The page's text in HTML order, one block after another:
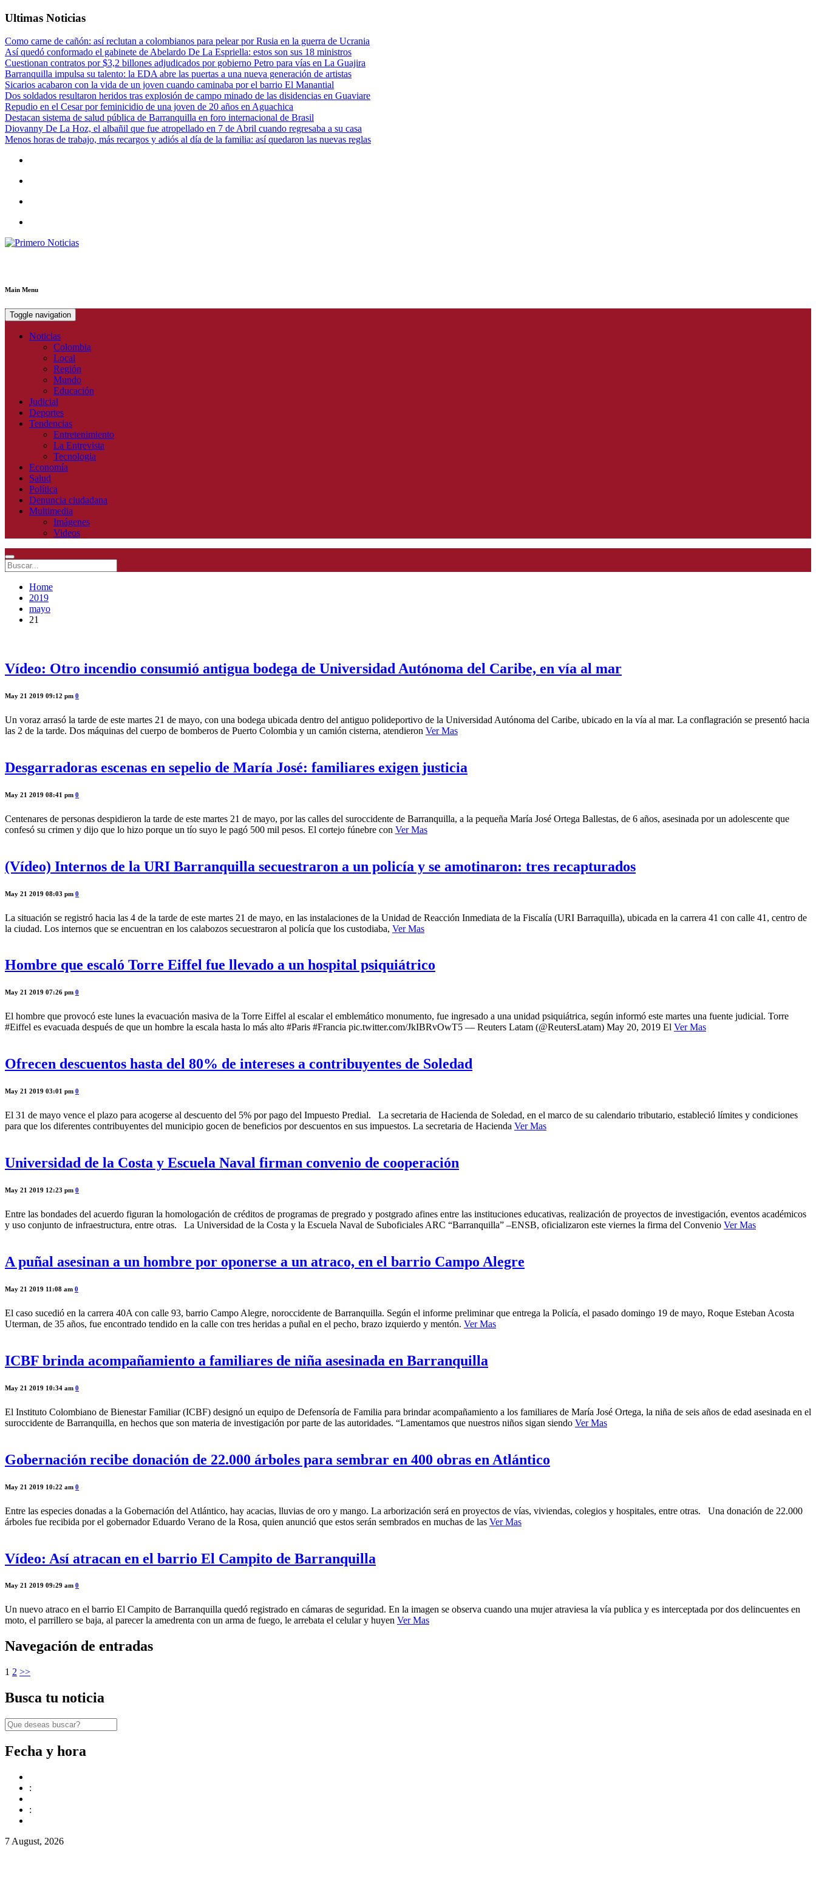
Ultimas Noticias
Como carne de cañón: así reclutan a colombianos para pelear por Rusia en la guerra de Ucrania
Así quedó conformado el gabinete de Abelardo De La Espriella: estos son sus 18 ministros
Cuestionan contratos por $3,2 billones adjudicados por gobierno Petro para vías en La Guajira
Barranquilla impulsa su talento: la EDA abre las puertas a una nueva generación de artistas
Sicarios acabaron con la vida de un joven cuando caminaba por el barrio El Manantial
Dos soldados resultaron heridos tras explosión de campo minado de las disidencias en Guaviare
Repudio en el Cesar por feminicidio de una joven de 20 años en Aguachica
Destacan sistema de salud pública de Barranquilla en foro internacional de Brasil
Diovanny De La Hoz, el albañil que fue atropellado en 7 de Abril cuando regresaba a su casa
Menos horas de trabajo, más recargos y adiós al día de la familia: así quedaron las nuevas reglas
Main Menu
Toggle navigation
Noticias
Colombia
Local
Región
Mundo
Educación
Judicial
Deportes
Tendencias
Entretenimiento
La Entrevista
Tecnologia
Economía
Salud
Política
Denuncia ciudadana
Multimedia
Imágenes
Videos
Home
2019
mayo
21
Vídeo: Otro incendio consumió antigua bodega de Universidad Autónoma del Caribe, en vía al mar
May 21 2019 09:12 pm 0
Un voraz arrasó la tarde de este martes 21 de mayo, con una bodega ubicada dentro del antiguo polideportivo de la Universidad Autónoma del Caribe, ubicado en la vía al mar. La conflagración se presentó hacia
las 2 de la tarde. Dos máquinas del cuerpo de bomberos de Puerto Colombia y un camión cisterna, atendieron Ver Mas
Desgarradoras escenas en sepelio de María José: familiares exigen justicia
May 21 2019 08:41 pm 0
Centenares de personas despidieron la tarde de este martes 21 de mayo, por las calles del suroccidente de Barranquilla, a la pequeña María José Ortega Ballestas, de 6 años, asesinada por un adolescente que
confesó su crimen y dijo que lo hizo porque un tío suyo le pagó 500 mil pesos. El cortejo fúnebre con Ver Mas
(Vídeo) Internos de la URI Barranquilla secuestraron a un policía y se amotinaron: tres recapturados
May 21 2019 08:03 pm 0
La situación se registró hacia las 4 de la tarde de este martes 21 de mayo, en las instalaciones de la Unidad de Reacción Inmediata de la Fiscalía (URI Barraquilla), ubicada en la carrera 41 con calle 41, centro de
la ciudad. Los internos que se encuentran en los calabozos secuestraron al policía que los custodiaba, Ver Mas
Hombre que escaló Torre Eiffel fue llevado a un hospital psiquiátrico
May 21 2019 07:26 pm 0
El hombre que provocó este lunes la evacuación masiva de la Torre Eiffel al escalar el emblemático monumento, fue ingresado a una unidad psiquiátrica, según informó este martes una fuente judicial. Torre
#Eiffel es evacuada después de que un hombre la escala hasta lo más alto #Paris #Francia pic.twitter.com/JkIBRvOwT5 — Reuters Latam (@ReutersLatam) May 20, 2019 El Ver Mas
Ofrecen descuentos hasta del 80% de intereses a contribuyentes de Soledad
May 21 2019 03:01 pm 0
El 31 de mayo vence el plazo para acogerse al descuento del 5% por pago del Impuesto Predial. La secretaria de Hacienda de Soledad, en el marco de su calendario tributario, estableció límites y condiciones
para que los diferentes contribuyentes del municipio gocen de beneficios por descuentos en sus impuestos. La secretaria de Hacienda Ver Mas
Universidad de la Costa y Escuela Naval firman convenio de cooperación
May 21 2019 12:23 pm 0
Entre las bondades del acuerdo figuran la homologación de créditos de programas de pregrado y postgrado afines entre las instituciones educativas, realización de proyectos de investigación, eventos académicos
y uso conjunto de infraestructura, entre otras. La Universidad de la Costa y la Escuela Naval de Suboficiales ARC “Barranquilla” –ENSB, oficializaron este viernes la firma del Convenio Ver Mas
A puñal asesinan a un hombre por oponerse a un atraco, en el barrio Campo Alegre
May 21 2019 11:08 am 0
El caso sucedió en la carrera 40A con calle 93, barrio Campo Alegre, noroccidente de Barranquilla. Según el informe preliminar que entrega la Policía, el pasado domingo 19 de mayo, Roque Esteban Acosta
Uterman, de 35 años, fue encontrado tendido en la calle con tres heridas a puñal en el pecho, brazo izquierdo y mentón. Ver Mas
ICBF brinda acompañamiento a familiares de niña asesinada en Barranquilla
May 21 2019 10:34 am 0
El Instituto Colombiano de Bienestar Familiar (ICBF) designó un equipo de Defensoría de Familia para brindar acompañamiento a los familiares de María José Ortega, la niña de seis años de edad asesinada en el
suroccidente de Barranquilla, en hechos que son materia de investigación por parte de las autoridades. “Lamentamos que nuestros niños sigan siendo Ver Mas
Gobernación recibe donación de 22.000 árboles para sembrar en 400 obras en Atlántico
May 21 2019 10:22 am 0
Entre las especies donadas a la Gobernación del Atlántico, hay acacias, lluvias de oro y mango. La arborización será en proyectos de vías, viviendas, colegios y hospitales, entre otras. Una donación de 22.000
árboles fue recibida por el gobernador Eduardo Verano de la Rosa, quien anunció que estos serán sembrados en muchas de las Ver Mas
Vídeo: Así atracan en el barrio El Campito de Barranquilla
May 21 2019 09:29 am 0
Un nuevo atraco en el barrio El Campito de Barranquilla quedó registrado en cámaras de seguridad. En la imagen se observa cuando una mujer atraviesa la vía publica y es interceptada por dos delincuentes en
moto, el parrillero se baja, al parecer la amedrenta con un arma de fuego, le arrebata el celular y huyen Ver Mas
Navegación de entradas
1 2 >>
Busca tu noticia
Fecha y hora
:
:
7 August, 2026